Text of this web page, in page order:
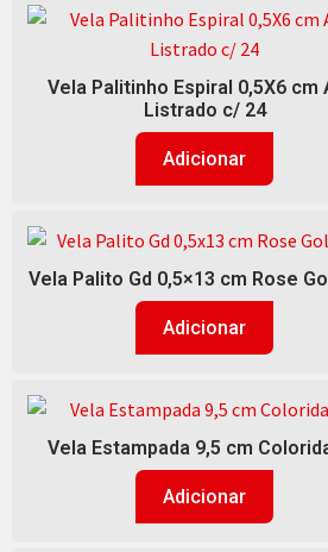
Vela Palitinho Espiral 0,5X6 cm
Listrado c/ 24
Adicionar
Vela Palito Gd 0,5×13 cm Rose
Adicionar
Vela Estampada 9,5 cm
Adicionar